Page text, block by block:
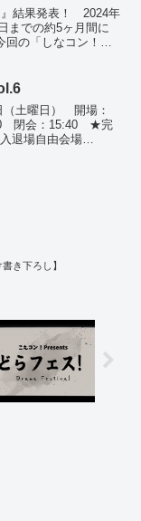
』結果発表！ 2024年
までの約5ヶ月間に
の「しなコン！～
ご応募をいただきま
（土曜日） 開場：
閉会：15:40 ★完
退場自由会場
き下ろし】